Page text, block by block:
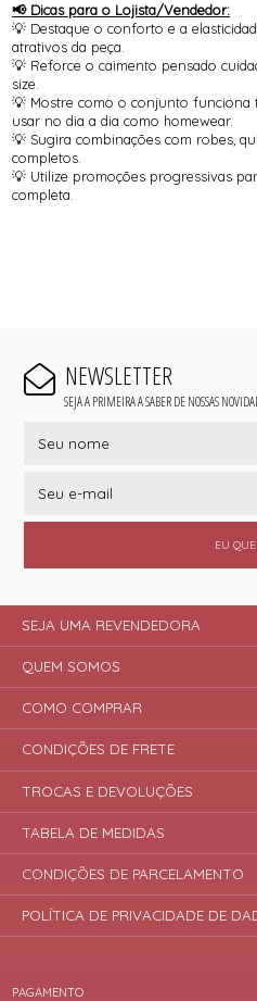
📢 Dicas para o Lojista/Vendedor:
💡 Destaque o conforto e a
atrativos da peça.
💡 Reforce o caimento pensado
size.
💡 Mostre como o conjunto
usar no dia a dia como homewear.
💡 Sugira combinações com robes,
completos.
💡 Utilize promoções progressivas
completa.
NEWSLETTER
SEJA A PRIMEIRA A SABER DE NOSSAS
EU
PAGAMENTO
SEJA UMA REVENDEDORA
QUEM SOMOS
COMO COMPRAR
CONDIÇÕES DE FRETE
TROCAS E DEVOLUÇÕES
TABELA DE MEDIDAS
CONDIÇÕES DE PARCELAMENTO
POLÍTICA DE PRIVACIDADE DE